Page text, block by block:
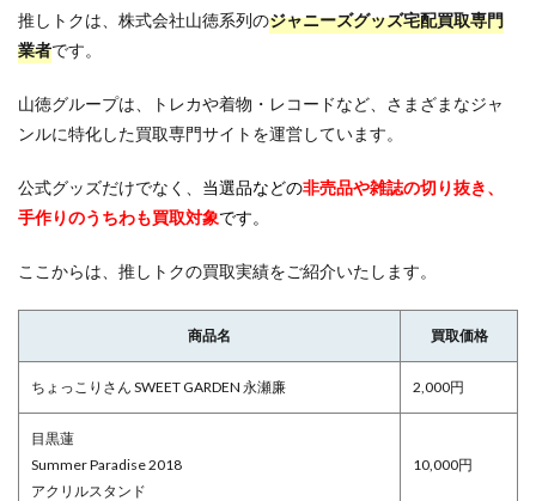
推しトクは、株式会社山徳系列のジャニーズグッズ宅配買取専門
業者です。
山徳グループは、トレカや着物・レコードなど、さまざまなジャ
ンルに特化した買取専門サイトを運営しています。
公式グッズだけでなく、 当選品などの非売品や雑誌の切り抜き、
手作りのうちわも買取対象です。
ここからは、推しトクの買取実績をご紹介いたします。
商品名 買取価格
ちょっこりさん SWEET GARDEN 永瀬廉 2,000円
目黒蓮
Summer Paradise 2018
アクリルスタンド
10,000円